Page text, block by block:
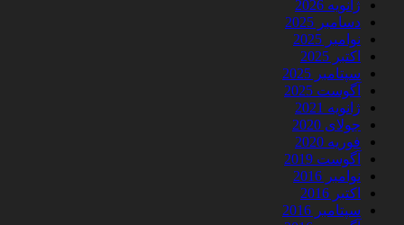
ژانویه 2026
دسامبر 2025
نوامبر 2025
اکتبر 2025
سپتامبر 2025
آگوست 2025
ژانویه 2021
جولای 2020
فوریه 2020
آگوست 2019
نوامبر 2016
اکتبر 2016
سپتامبر 2016